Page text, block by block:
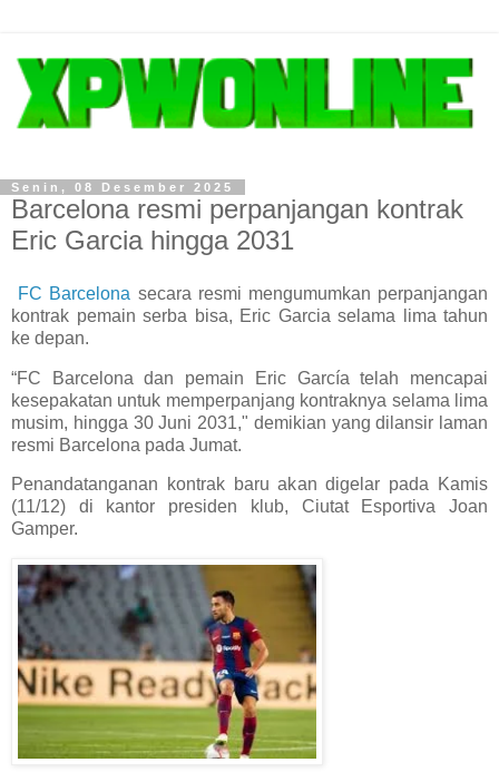
Senin, 08 Desember 2025
Barcelona resmi perpanjangan kontrak
Eric Garcia hingga 2031
FC Barcelona secara resmi mengumumkan perpanjangan
kontrak pemain serba bisa, Eric Garcia selama lima tahun
ke depan.
“FC Barcelona dan pemain Eric García telah mencapai
kesepakatan untuk memperpanjang kontraknya selama lima
musim, hingga 30 Juni 2031," demikian yang dilansir laman
resmi Barcelona pada Jumat.
Penandatanganan kontrak baru akan digelar pada Kamis
(11/12) di kantor presiden klub, Ciutat Esportiva Joan
Gamper.